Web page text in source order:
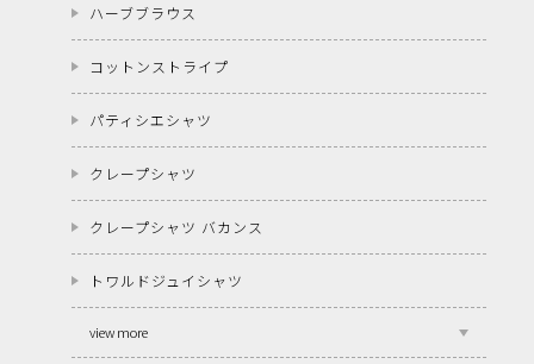
ハーブブラウス
コットンストライプ
パティシエシャツ
クレープシャツ
クレープシャツ バカンス
トワルドジュイシャツ
view more